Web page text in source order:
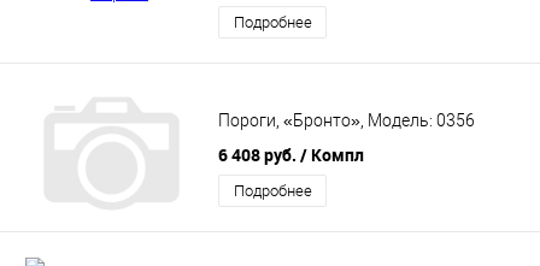
Подробнее
Пороги, «Бронто», Модель: 0356
6 408 руб. / Компл
Подробнее